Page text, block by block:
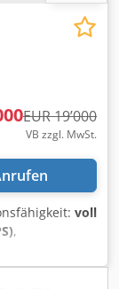
EUR 19’000
VB zzgl. MwSt.
voll
,
PS),